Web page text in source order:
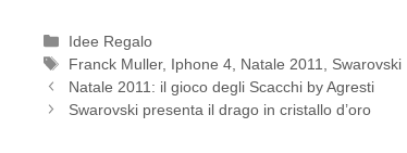
Categorie
Idee Regalo
Tag
Franck Muller, Iphone 4 Natale 2011
Swarovski
Natale 2011: il gioco degli Scacchi by Agresti
Swarovski presenta il drago in cristallo d’oro